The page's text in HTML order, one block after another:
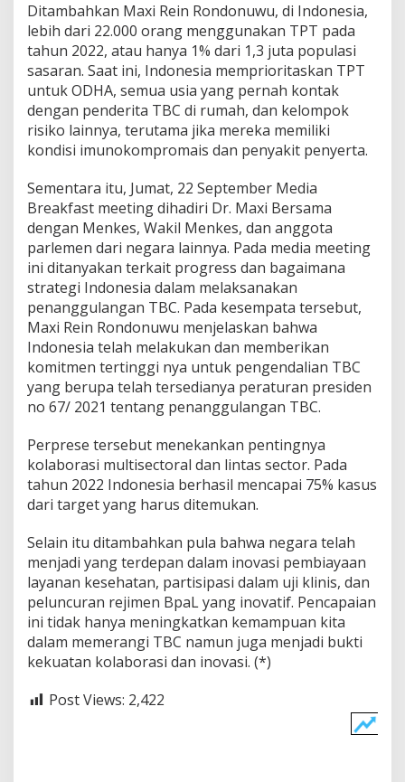
Ditambahkan Maxi Rein Rondonuwu, di Indonesia,
lebih dari 22.000 orang menggunakan TPT pada
tahun 2022, atau hanya 1% dari 1,3 juta populasi
sasaran. Saat ini, Indonesia memprioritaskan TPT
untuk ODHA, semua usia yang pernah kontak
dengan penderita TBC di rumah, dan kelompok
risiko lainnya, terutama jika mereka memiliki
kondisi imunokompromais dan penyakit penyerta.
Sementara itu, Jumat, 22 September Media
Breakfast meeting dihadiri Dr. Maxi Bersama
dengan Menkes, Wakil Menkes, dan anggota
parlemen dari negara lainnya. Pada media meeting
ini ditanyakan terkait progress dan bagaimana
strategi Indonesia dalam melaksanakan
penanggulangan TBC. Pada kesempata tersebut,
Maxi Rein Rondonuwu menjelaskan bahwa
Indonesia telah melakukan dan memberikan
komitmen tertinggi nya untuk pengendalian TBC
yang berupa telah tersedianya peraturan presiden
no 67/ 2021 tentang penanggulangan TBC.
Perprese tersebut menekankan pentingnya
kolaborasi multisectoral dan lintas sector. Pada
tahun 2022 Indonesia berhasil mencapai 75% kasus
dari target yang harus ditemukan.
Selain itu ditambahkan pula bahwa negara telah
menjadi yang terdepan dalam inovasi pembiayaan
layanan kesehatan, partisipasi dalam uji klinis, dan
peluncuran rejimen BpaL yang inovatif. Pencapaian
ini tidak hanya meningkatkan kemampuan kita
dalam memerangi TBC namun juga menjadi bukti
kekuatan kolaborasi dan inovasi. (*)
Post Views: 2,422